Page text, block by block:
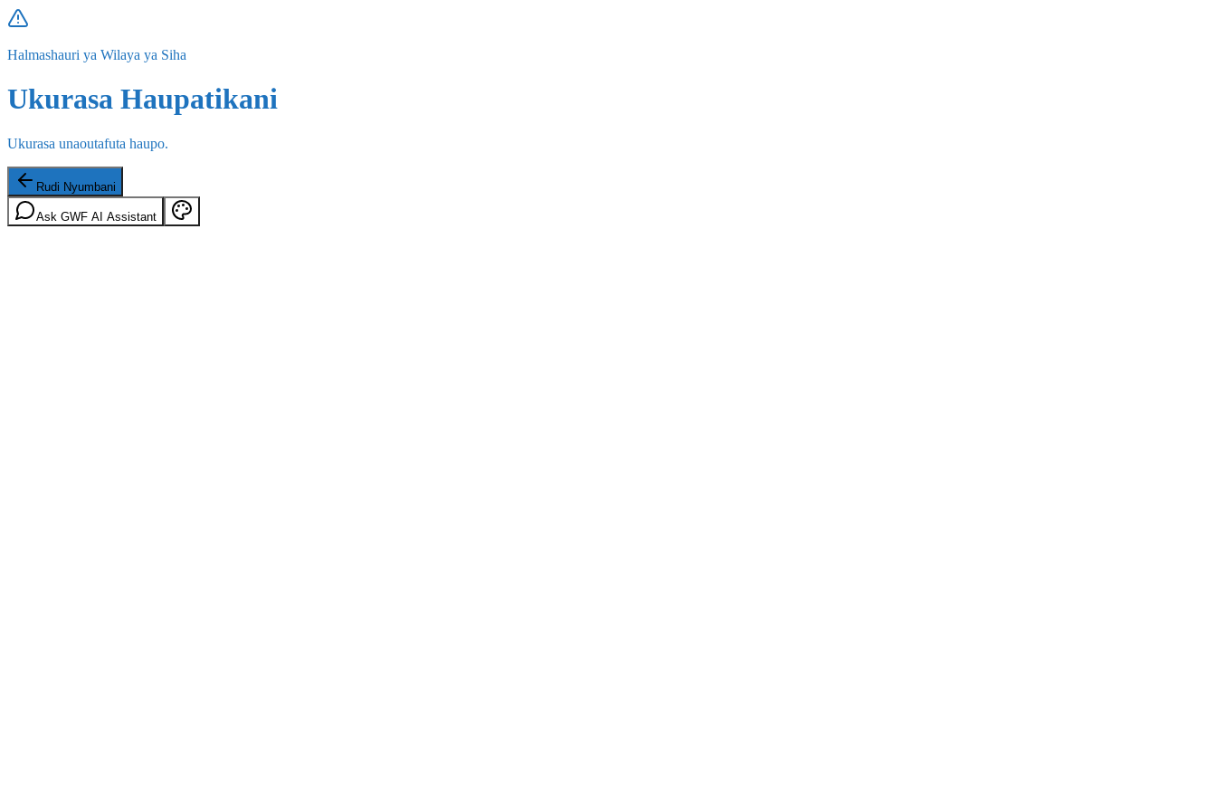
Halmashauri ya Wilaya ya Siha
Ukurasa Haupatikani
Ukurasa unaoutafuta haupo.
Rudi Nyumbani
Ask GWF AI Assistant